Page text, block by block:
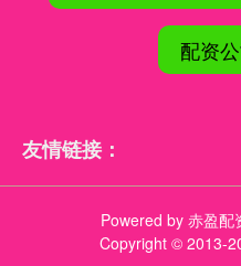
配资
友情链接：
Powered by 赤盈配
Copyright © 2013-